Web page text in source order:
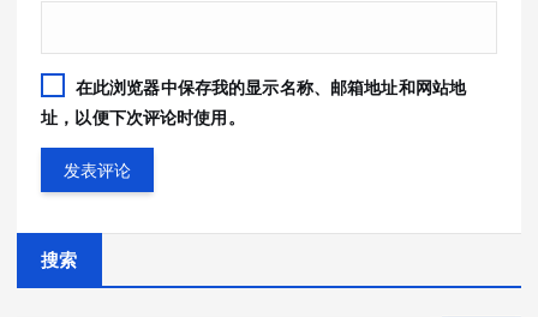
在此浏览器中保存我的显示名称、邮箱地址和网站地
址，以便下次评论时使用。
搜索